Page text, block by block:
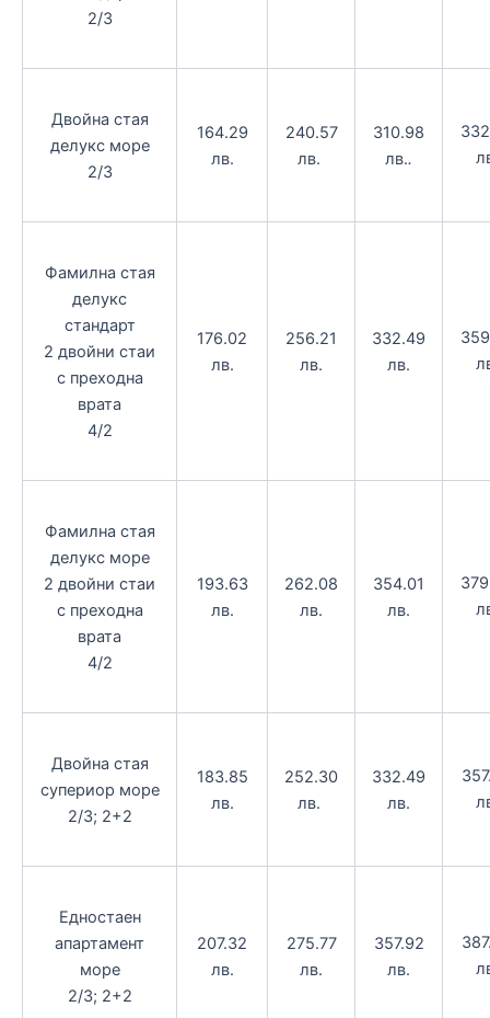
2/3
Двойна стая
делукс море
2/3
164.29
лв.
240.57
лв.
310.98
лв..
Фамилна стая
делукс
стандарт
2 двойни стаи
с преходна
врата
4/2
176.02
лв.
256.21
лв.
332.49
лв.
Фамилна стая
делукс море
2 двойни стаи
с преходна
врата
4/2
193.63
лв.
262.08
лв.
354.01
лв.
Двойна стая
супериор море
2/3; 2+2
183.85
лв.
252.30
лв.
332.49
лв.
Едностаен
апартамент
море
2/3; 2+2
207.32
лв.
275.77
лв.
357.92
лв.